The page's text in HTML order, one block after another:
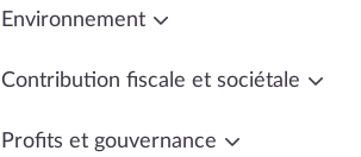
Environnement
Contribution fiscale et sociétale
Profits et gouvernance